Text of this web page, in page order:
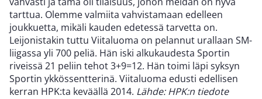
tarttua. Olemme valmiita vahvistamaan edelleen
joukkuetta, mikäli kauden edetessä tarvetta on.
Leijonistakin tuttu Viitaluoma on pelannut urallaan SM-
liigassa yli 700 peliä. Hän iski alkukaudesta Sportin
riveissä 21 peliin tehot 3+9=12. Hän toimi läpi syksyn
Sportin ykkössentterinä. Viitaluoma edusti edellisen
kerran HPK:ta keväällä 2014. Lähde: HPK:n tiedote